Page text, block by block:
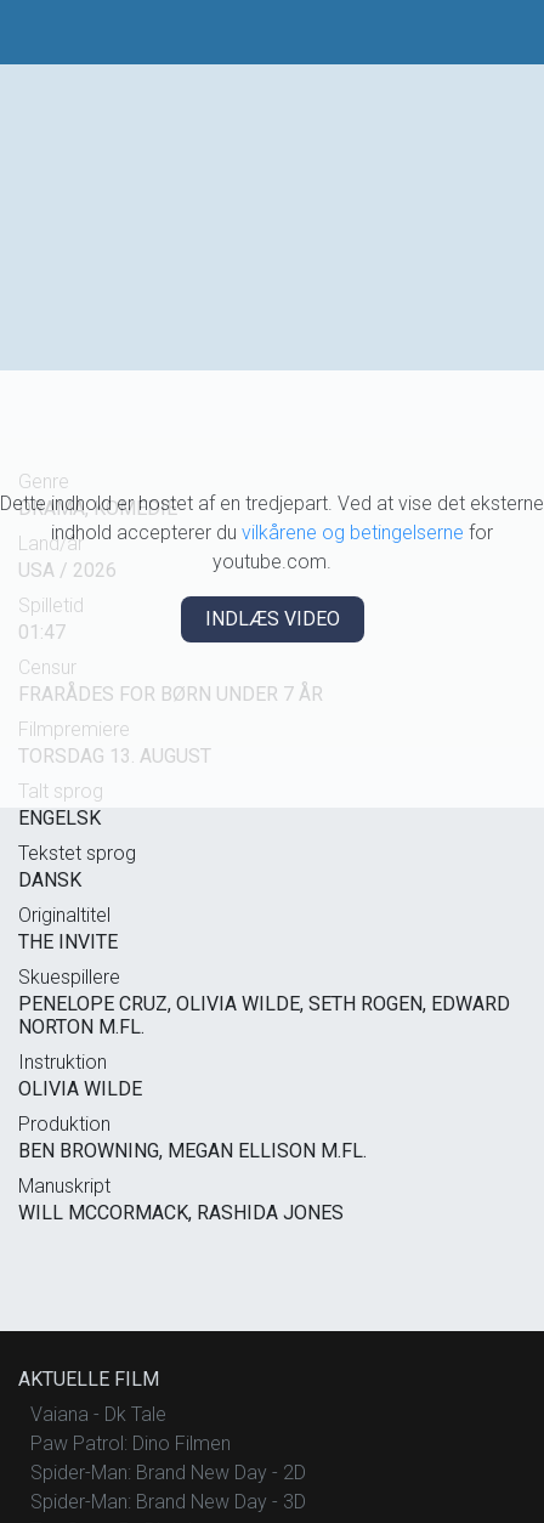
Dette indhold er hostet af en tredjepart. Ved at vise det eksterne
indhold accepterer du vilkårene og betingelserne for
youtube.com.
INDLÆS VIDEO
Genre
DRAMA, KOMEDIE
Land/år
USA / 2026
Spilletid
01:47
Censur
FRARÅDES FOR BØRN UNDER 7 ÅR
Filmpremiere
TORSDAG 13. AUGUST
Talt sprog
ENGELSK
Tekstet sprog
DANSK
Originaltitel
THE INVITE
Skuespillere
PENELOPE CRUZ, OLIVIA WILDE, SETH ROGEN, EDWARD
NORTON M.FL.
Instruktion
OLIVIA WILDE
Produktion
BEN BROWNING, MEGAN ELLISON M.FL.
Manuskript
WILL MCCORMACK, RASHIDA JONES
AKTUELLE FILM
Vaiana - Dk Tale
Paw Patrol: Dino Filmen
Spider-Man: Brand New Day - 2D
Spider-Man: Brand New Day - 3D